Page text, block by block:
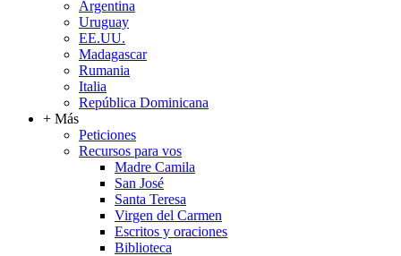
Argentina
Uruguay
EE.UU.
Madagascar
Rumania
Italia
República Dominicana
+ Más
Peticiones
Recursos para vos
Madre Camila
San José
Santa Teresa
Virgen del Carmen
Escritos y oraciones
Biblioteca